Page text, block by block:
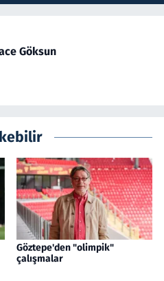
Göksun
Göztepe'den "olimpik"
çalışmalar